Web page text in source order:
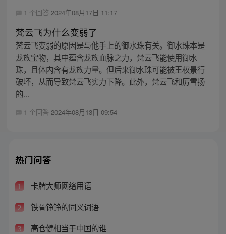
1 个回答 2024年08月17日 11:17
梵云飞为什么变弱了
梵云飞变弱的原因是与他手上的御水珠有关。御水珠本是
龙族宝物，其中蕴含龙族血脉之力，梵云飞能使用御水
珠，且体内含有龙族力量。但后来御水珠可能被王权景行
破坏，从而导致梵云飞实力下降。此外，梵云飞和厉雪扬
的...
1 个回答 2024年08月13日 09:54
热门问答
1 卡牌大师网络用语
2 铁骨铮铮的同义词语
3 高仓健相当于中国的谁